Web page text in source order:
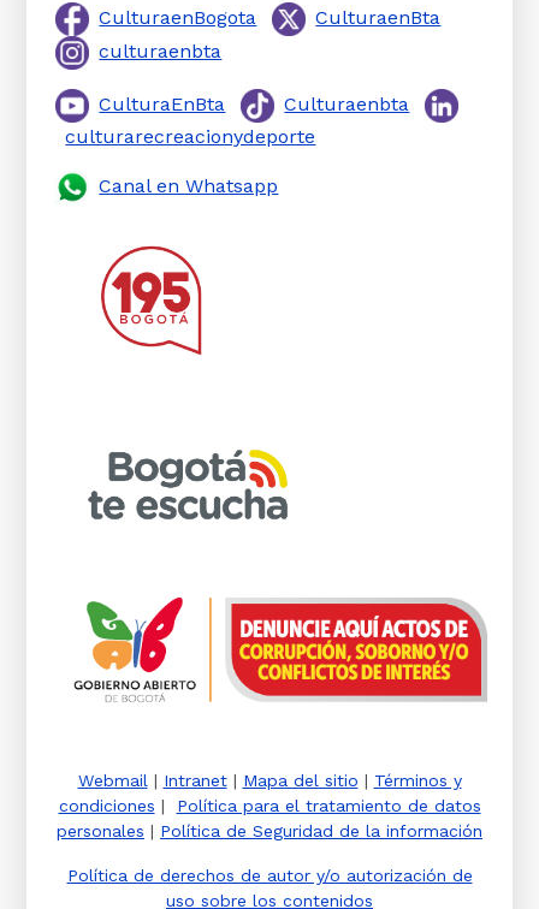
CulturaenBogota
CulturaenBta
culturaenbta
CulturaEnBta
Culturaenbta
culturarecreacionydeporte
Canal en Whatsapp
Webmail | Intranet| Mapa del sitio | Términos y
condiciones | Política para el tratamiento de datos
personales | Política de Seguridad de la información
Política de derechos de autor y/o autorización de
uso sobre los contenidos